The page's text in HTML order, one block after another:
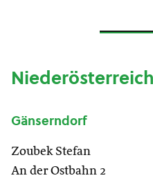
Gänserndorf
Zoubek Stefan
An der Ostbahn 2